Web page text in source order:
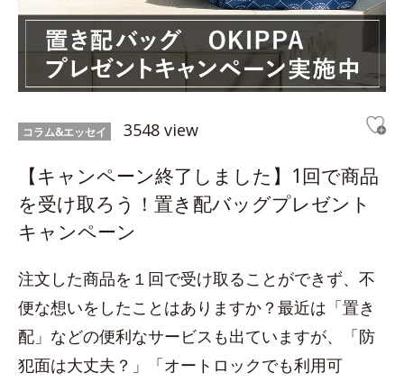
コラム&エッセイ 3548 view
【キャンペーン終了しました】1回で商品
を受け取ろう！置き配バッグプレゼント
キャンペーン
注文した商品を１回で受け取ることができず、不
便な想いをしたことはありますか？最近は「置き
配」などの便利なサービスも出ていますが、「防
犯面は大丈夫？」「オートロックでも利用可